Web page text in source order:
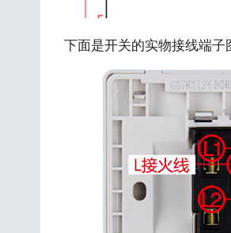
下面是开关的实物接线端子